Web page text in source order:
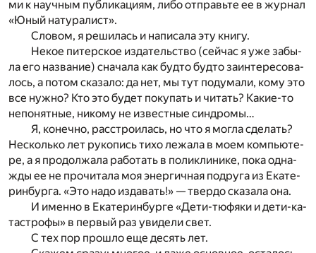
ми к на­уч­ным пуб­ли­ка­ци­ям, либо от­правь­те ее в жур­нал
«Юный на­ту­ра­лист».
Сло­вом, я ре­ши­лась и на­пи­са­ла эту кни­гу.
Не­кое пи­тер­ское из­да­тель­ство (сей­час я уже за­бы­
ла его на­зва­ние) сна­ча­ла как буд­то буд­то за­ин­те­ре­со­ва­
лось, а по­том ска­за­ло: да нет, мы тут по­ду­ма­ли, кому это
все нуж­но? Кто это бу­дет по­ку­пать и чи­тать? Ка­кие-то
не­по­нят­ные, ни­ко­му не из­вест­ные син­дро­мы…
Я, ко­неч­но, рас­стро­и­лась, но что я мог­ла сде­лать?
Не­сколь­ко лет ру­ко­пись тихо ле­жа­ла в моем ком­пью­те­
ре, а я про­дол­жа­ла ра­бо­тать в по­ли­кли­ни­ке, пока од­на­
жды ее не про­чи­та­ла моя энер­гич­ная по­дру­га из Ека­те­
рин­бур­га. «Это надо из­да­вать!» — твер­до ска­за­ла она.
И имен­но в Ека­те­рин­бур­ге «Дети-тю­фя­ки и дети-ка­
та­стро­фы» в пер­вый раз уви­де­ли свет.
С тех пор про­шло еще де­сять лет.